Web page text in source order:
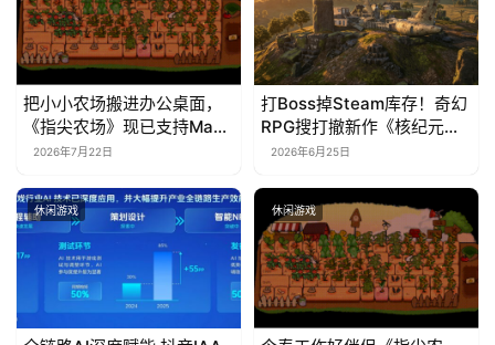
把小小农场搬进办公桌面，
《指尖农场》现已支持Mac
系统！
2026年7月22日
打Boss掉Steam库存！奇幻
RPG搜打撤新作《核纪元》
正式上线Steam：武器属性
2026年6月25日
休闲游戏 休闲游戏